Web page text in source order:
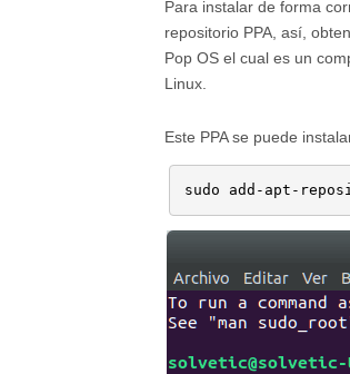
Para instalar de forma
repositorio PPA, así,
Pop OS el cual es un
Linux.
Este PPA se puede
sudo add-apt-